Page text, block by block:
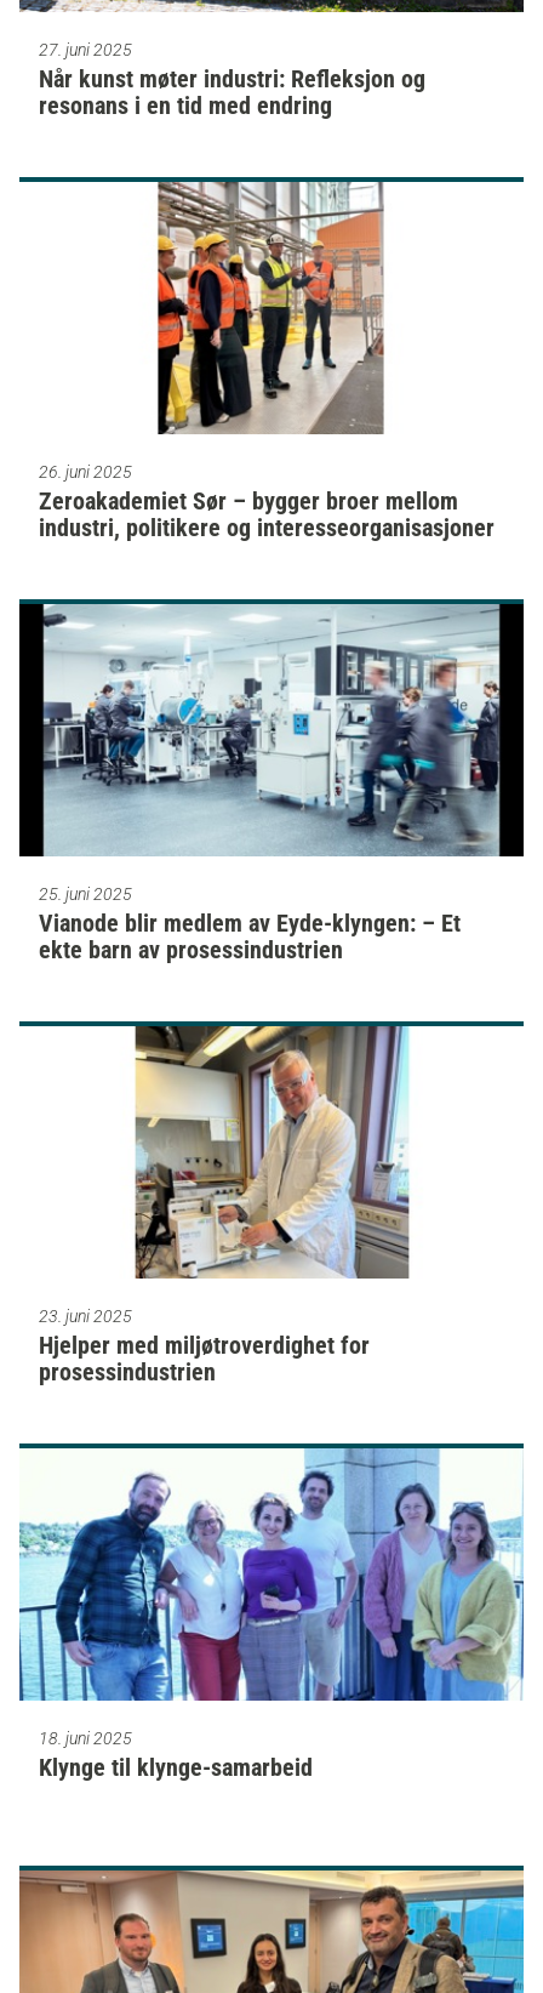
27. juni 2025
Når kunst møter industri: Refleksjon og
resonans i en tid med endring
26. juni 2025
Zeroakademiet Sør – bygger broer mellom
industri, politikere og interesseorganisasjoner
25. juni 2025
Vianode blir medlem av Eyde-klyngen: – Et
ekte barn av prosessindustrien
23. juni 2025
Hjelper med miljøtroverdighet for
prosessindustrien
18. juni 2025
Klynge til klynge-samarbeid